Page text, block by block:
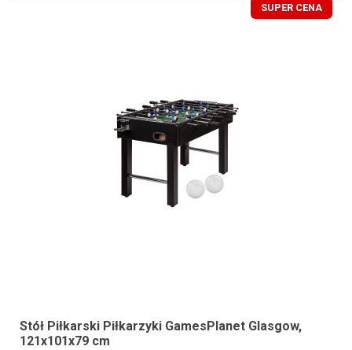
SUPER CENA
Stół Piłkarski Piłkarzyki GamesPlanet Glasgow,
121x101x79 cm